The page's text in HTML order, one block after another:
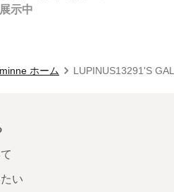
展示中
minne ホーム LUPINUS13291'S
い